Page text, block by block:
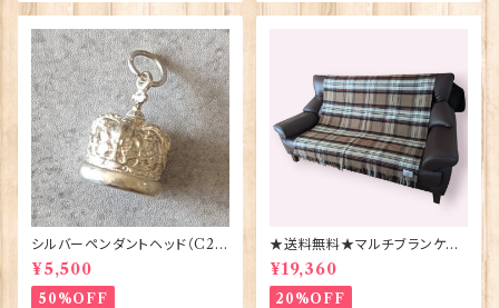
シルバーペンダントヘッド（C29
1）王冠 ORTAK 70165
¥5,500
50%OFF
★送料無料★マルチブランケット
【CAMEL STEWART】Bront
e by Moon 00185-A
¥19,360
20%OFF